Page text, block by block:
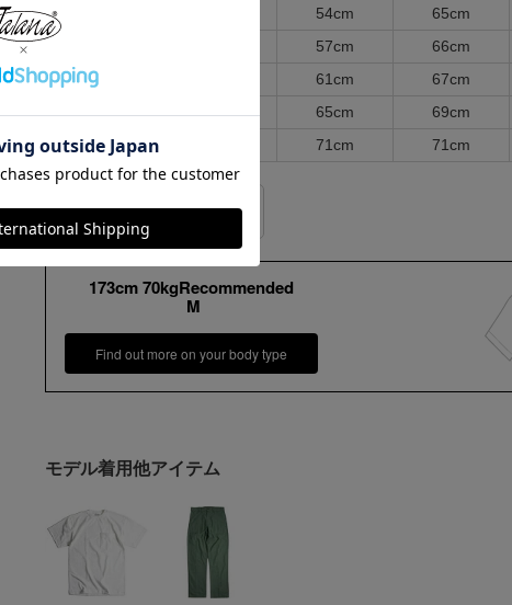
54cm 65cm
57cm 66cm
61cm 67cm
XL
52cm 65cm 69cm
XXL
71cm 71cm
サイズの測り方
173cm 70kgRecommended
M
Find out more on your body type
モデル着用他アイテム